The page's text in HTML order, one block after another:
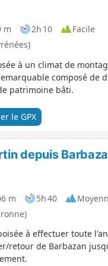
m 2h 10
Facile
à un climat de
composé de
patrimoine bâti.
le GPX
depuis
m 5h 40
à effectuer toute
retour de Barbazan